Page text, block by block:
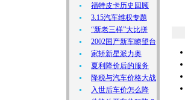
福特皮卡历史回顾
3.15汽车维权专题
“新老三样”大比拼
2002国产新车瞭望台
家轿新星派力奥
夏利降价后的服务
降税与汽车价格大战
入世后车价怎么降